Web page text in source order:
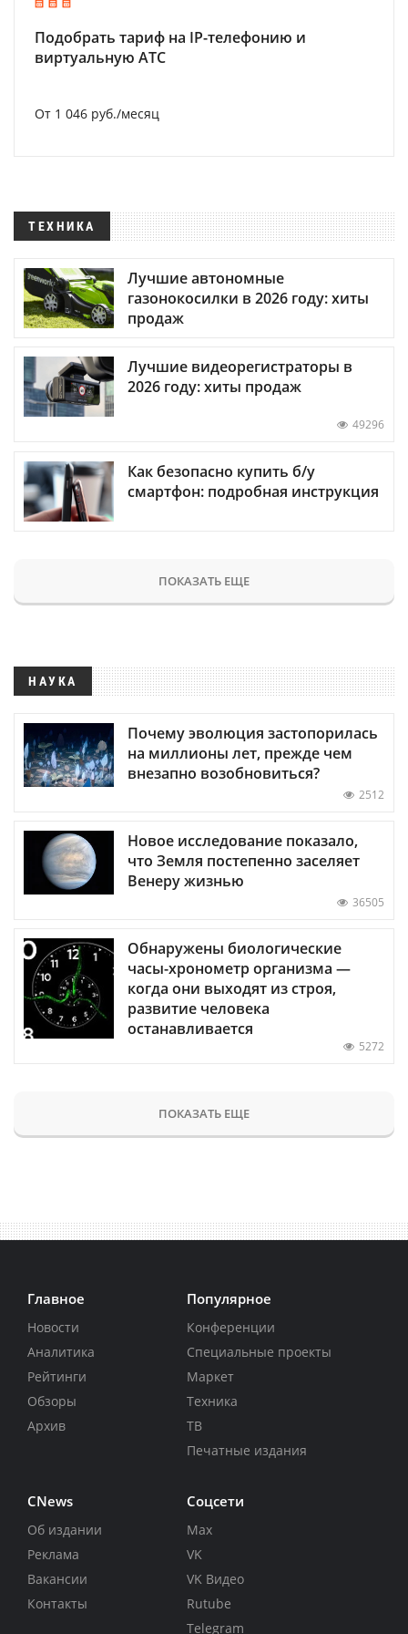
Подобрать тариф на IP-телефонию и
виртуальную АТС
От 1 046 руб./месяц
ТЕХНИКА
Лучшие автономные
газонокосилки в 2026 году: хиты
продаж
Лучшие видеорегистраторы в
2026 году: хиты продаж
49296
Как безопасно купить б/у
смартфон: подробная инструкция
ПОКАЗАТЬ ЕЩЕ
НАУКА
Почему эволюция застопорилась
на миллионы лет, прежде чем
внезапно возобновиться?
2512
Новое исследование показало,
что Земля постепенно заселяет
Венеру жизнью
36505
Обнаружены биологические
часы-хронометр организма —
когда они выходят из строя,
развитие человека
останавливается
5272
ПОКАЗАТЬ ЕЩЕ
Главное
Новости
Аналитика
Рейтинги
Обзоры
Архив
Популярное
Конференции
Специальные проекты
Маркет
Техника
ТВ
Печатные издания
CNews
Об издании
Реклама
Вакансии
Контакты
Соцсети
Max
VK
VK Видео
Rutube
Telegram